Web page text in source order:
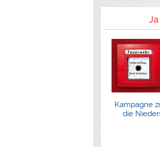
Kampagne
die